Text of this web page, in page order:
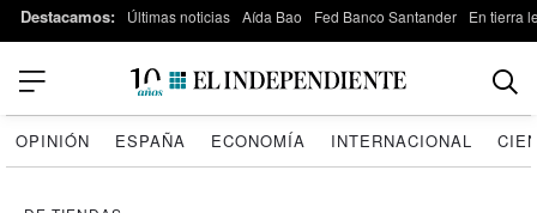
Destacamos: Últimas noticias Aída Bao Fed Banco Santander En tierra
OPINIÓN ESPAÑA ECONOMÍA INTERNACIONAL